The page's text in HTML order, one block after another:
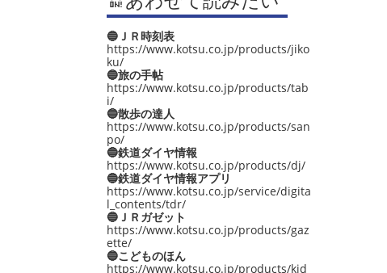
🔵ＪＲ時刻表
https://www.kotsu.co.jp/products/jiko
ku/
🔵旅の手帖
https://www.kotsu.co.jp/products/tab
i/
🔵散歩の達人
https://www.kotsu.co.jp/products/san
po/
🔵鉄道ダイヤ情報
https://www.kotsu.co.jp/products/dj/
🔵鉄道ダイヤ情報アプリ
https://www.kotsu.co.jp/service/digita
l_contents/tdr/
🔵ＪＲガゼット
https://www.kotsu.co.jp/products/gaz
ette/
🔵こどものほん
https://www.kotsu.co.jp/products/kid